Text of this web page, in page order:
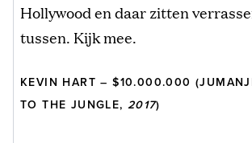
Hollywood en daar zitten
tussen. Kijk mee.
KEVIN HART – $10.000.000
TO THE JUNGLE,2017)